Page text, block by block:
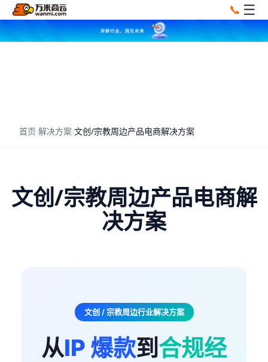
📞 ☰
首页›解决方案›文创/宗教周边产品电商解决方案
文创/宗教周边产品电商解
决方案
文创 / 宗教周边行业解决方案
从IP 爆款到合规经